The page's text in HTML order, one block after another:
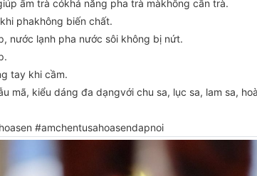
ấm trà cókhả năng pha trà màkhông cần trà.
phakhông biến chất.
nước lạnh pha nước sôi không bị nứt.
tay khi cầm.
mã, kiểu dáng đa dạngvới chu sa, lục sa, lam sa,
#amchentusahoasendapnoi